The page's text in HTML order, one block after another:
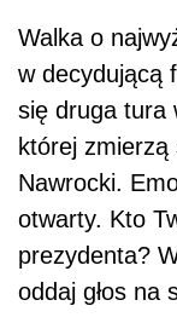
Walka o
w decydującą
się druga tura
której zmierzą
Nawrocki.
otwarty. Kto
prezydenta?
oddaj głos na